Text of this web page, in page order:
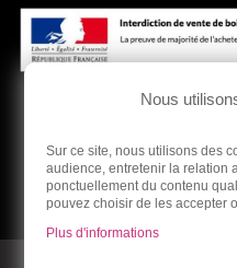
Nous
Sur ce site, nous utilisons des
audience, entretenir la relation
ponctuellement du contenu
pouvez choisir de les accepter
Plus d'informations